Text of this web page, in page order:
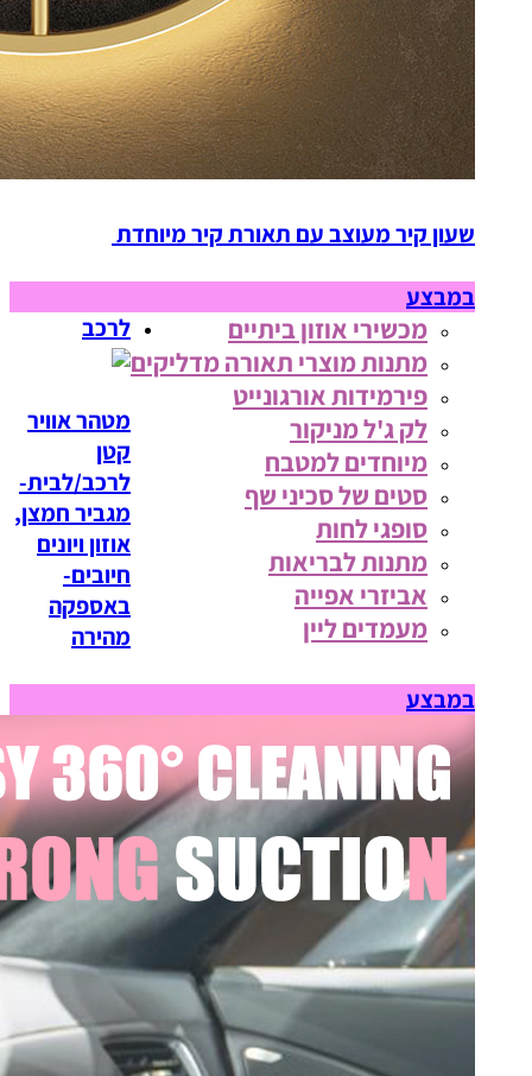
שעון קיר מעוצב עם תאורת קיר מיוחדת
במבצע
מכשירי אוזון ביתיים
מתנות מוצרי תאורה מדליקים
פירמידות אורגונייט
לק ג'ל מניקור
מיוחדים למטבח
סטים של סכיני שף
סופגי לחות
מתנות לבריאות
אביזרי אפייה
מעמדים ליין
לרכב
מטהר אוויר
קטן
לרכב/לבית-
מגביר חמצן,
אוזון ויונים
חיובים-
באספקה
מהירה
במבצע